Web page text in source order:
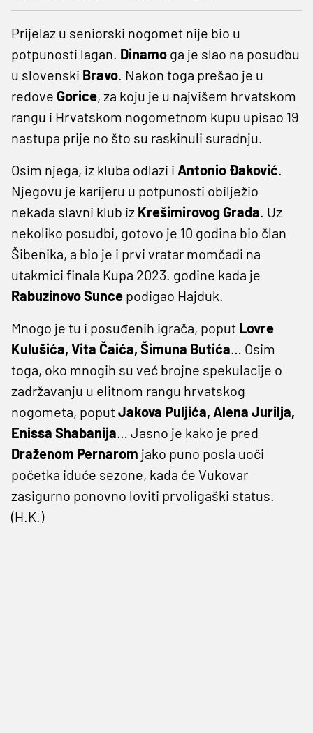
Prijelaz u seniorski nogomet nije bio u
potpunosti lagan. Dinamo ga je slao na posudbu
u slovenski Bravo. Nakon toga prešao je u
redove Gorice, za koju je u najvišem hrvatskom
rangu i Hrvatskom nogometnom kupu upisao 19
nastupa prije no što su raskinuli suradnju.
Osim njega, iz kluba odlazi i Antonio Đaković.
Njegovu je karijeru u potpunosti obilježio
nekada slavni klub iz Krešimirovog Grada. Uz
nekoliko posudbi, gotovo je 10 godina bio član
Šibenika, a bio je i prvi vratar momčadi na
utakmici finala Kupa 2023. godine kada je
Rabuzinovo Sunce podigao Hajduk.
Mnogo je tu i posuđenih igrača, poput Lovre
Kulušića, Vita Čaića, Šimuna Butića… Osim
toga, oko mnogih su već brojne spekulacije o
zadržavanju u elitnom rangu hrvatskog
nogometa, poputJakova Puljića, Alena Jurilja,
Enissa Shabanija… Jasno je kako je pred
Draženom Pernarom jako puno posla uoči
početka iduće sezone, kada će Vukovar
zasigurno ponovno loviti prvoligaški status.
(H.K.)